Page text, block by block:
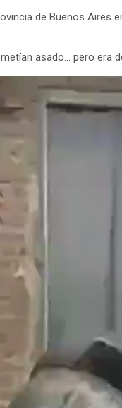
de Buenos Aires
asado… pero era